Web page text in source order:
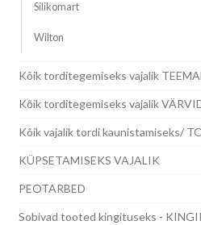
Silikomart
Wilton
Kõik torditegemiseks vajalik
Kõik torditegemiseks vajalik
Kõik vajalik tordi kaunistamiseks/
KÜPSETAMISEKS VAJALIK
PEOTARBED
Sobivad tooted kingituseks -